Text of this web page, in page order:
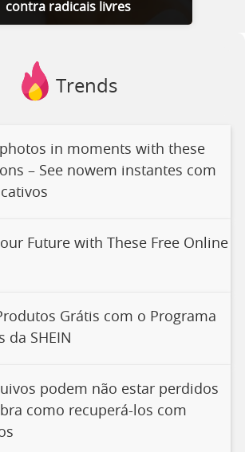
contra radicais livres
Trends
photos in moments with these
– See nowem instantes com
Future with These Free Online
Grátis com o Programa
da SHEIN
podem não estar perdidos
como recuperá-los com